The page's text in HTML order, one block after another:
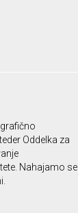
Oddelka za
Nahajamo se